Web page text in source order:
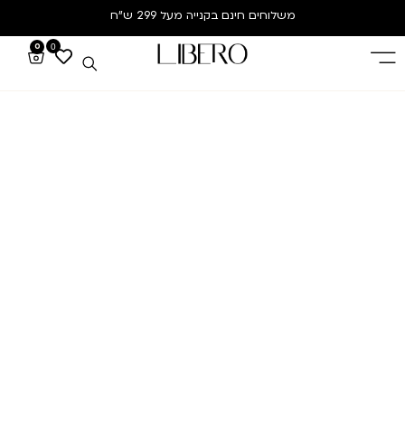
משלוחים חינם בקנייה מעל 299 ש”ח
0
0